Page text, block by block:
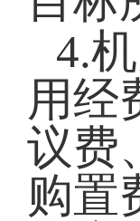
4.
用经
议费
购置